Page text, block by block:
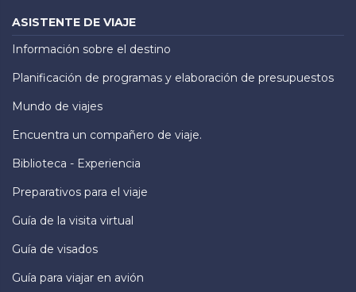
ASISTENTE DE VIAJE
Información sobre el destino
Planificación de programas y elaboración de presupuestos
Mundo de viajes
Encuentra un compañero de viaje.
Biblioteca - Experiencia
Preparativos para el viaje
Guía de la visita virtual
Guía de visados
Guía para viajar en avión